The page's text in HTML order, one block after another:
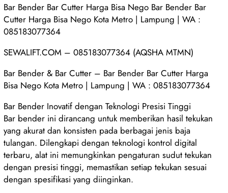
Bar Bender Bar Cutter Harga Bisa Nego Bar Bender Bar
Cutter Harga Bisa Nego Kota Metro | Lampung | WA :
085183077364
SEWALIFT.COM – 085183077364 (AQSHA MTMN)
Bar Bender & Bar Cutter – Bar Bender Bar Cutter Harga
Bisa Nego Kota Metro | Lampung | WA : 085183077364
Bar Bender Inovatif dengan Teknologi Presisi Tinggi
Bar bender ini dirancang untuk memberikan hasil tekukan
yang akurat dan konsisten pada berbagai jenis baja
tulangan. Dilengkapi dengan teknologi kontrol digital
terbaru, alat ini memungkinkan pengaturan sudut tekukan
dengan presisi tinggi, memastikan setiap tekukan sesuai
dengan spesifikasi yang diinginkan.